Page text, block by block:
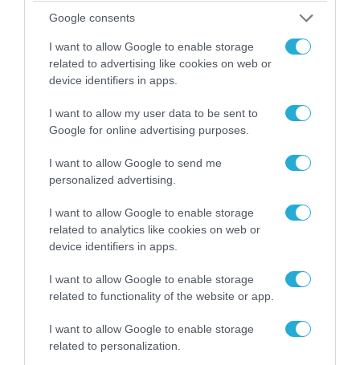
Google consents
I want to allow Google to enable storage
related to advertising like cookies on web or
device identifiers in apps.
I want to allow my user data to be sent to
Google for online advertising purposes.
I want to allow Google to send me
personalized advertising.
I want to allow Google to enable storage
related to analytics like cookies on web or
device identifiers in apps.
I want to allow Google to enable storage
related to functionality of the website or app.
I want to allow Google to enable storage
related to personalization.
07.08.2026 | 08:02
Οι ρωσικές δυνάμεις απέχουν μόλις 5 χλμ.
από Σλαβιάνσκ και Κραματόρσκ στο Ντονέτσκ
ΠΟΛΙΤΙΚΗ
07.08.2026 | 20:02
Ο Γιάννης Αλαφούζος «τέλειωσε» τον